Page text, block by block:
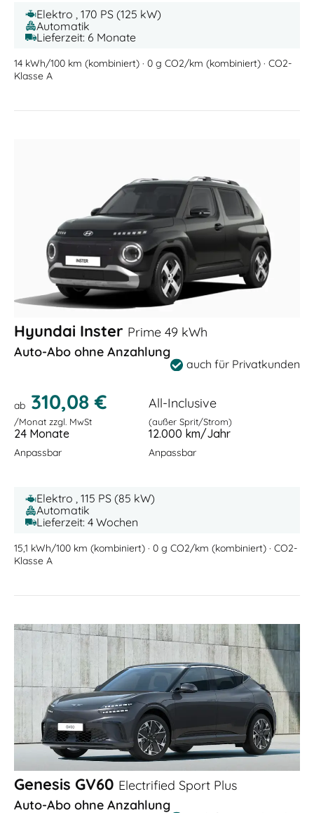
Elektro , 170 PS (125 kW)
Automatik
Lieferzeit: 6 Monate
14 kWh/100 km (kombiniert) · 0 g CO2/km (kombiniert) · CO2-
Klasse A
Hyundai Inster Prime 49 kWh
Auto-Abo ohne Anzahlung
auch für Privatkunden
ab 310,08 €
/Monat zzgl. MwSt
All-Inclusive
(außer Sprit/Strom)
24 Monate
Anpassbar
12.000 km/Jahr
Anpassbar
Elektro , 115 PS (85 kW)
Automatik
Lieferzeit: 4 Wochen
15,1 kWh/100 km (kombiniert) · 0 g CO2/km (kombiniert) · CO2-
Klasse A
Genesis GV60 Electrified Sport Plus
Auto-Abo ohne Anzahlung